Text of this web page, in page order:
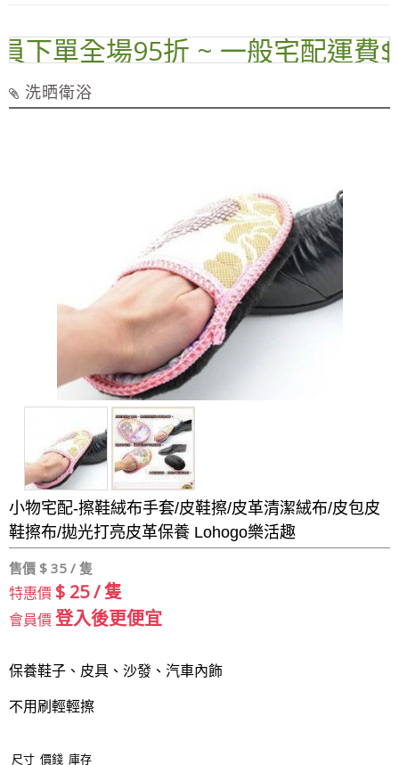
單全場95折 ~ 一般宅配運費
洗晒衛浴
小物宅配-擦鞋絨布手套/皮鞋擦/皮革清潔絨布/皮包皮
鞋擦布/拋光打亮皮革保養 Lohogo樂活趣
售價 $ 35 / 隻
特惠價 $ 25 / 隻
會員價登入後更便宜
保養鞋子、皮具、沙發、汽車內飾
不用刷輕輕擦
尺寸 價錢 庫存